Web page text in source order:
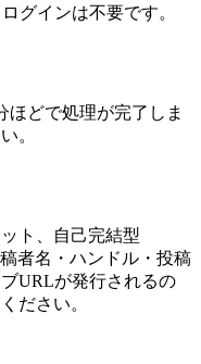
グインは不要です。
ほどで処理が完了しま
。
ト、自己完結型
者名・ハンドル・投稿
URLが発行されるの
ださい。